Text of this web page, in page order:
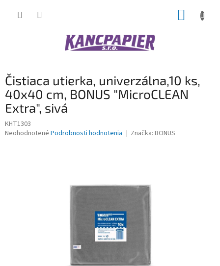
Čistiaca utierka, univerzálna,10 ks,
40x40 cm, BONUS "MicroCLEAN
Extra", sivá
KHT1303
Priemerné
Neohodnotené Podrobnosti hodnotenia Značka: BONUS